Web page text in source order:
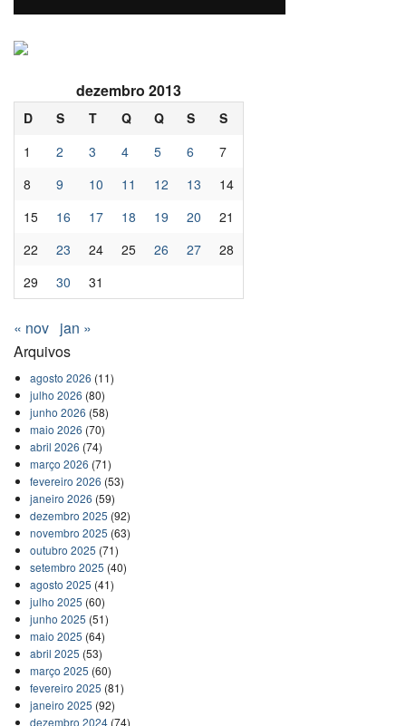
dezembro 2013
D S T Q Q S
S
1
2 3 4 5 6
7
8
9 10 11 12 13
14
15
16 17 18 19 20
21
22
23 24 25 26 27
28
29
30 31
« nov jan »
Arquivos
agosto 2026 (11)
julho 2026 (80)
junho 2026 (58)
maio 2026 (70)
abril 2026 (74)
março 2026 (71)
fevereiro 2026 (53)
janeiro 2026 (59)
dezembro 2025 (92)
novembro 2025 (63)
outubro 2025 (71)
setembro 2025 (40)
agosto 2025 (41)
julho 2025 (60)
junho 2025 (51)
maio 2025 (64)
abril 2025 (53)
março 2025 (60)
fevereiro 2025 (81)
janeiro 2025 (92)
dezembro 2024(74)